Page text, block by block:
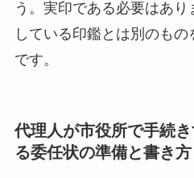
う。実印である必要はあ
している印鑑とは別のも
です。
代理人が市役所で手続
る委任状の準備と書き方